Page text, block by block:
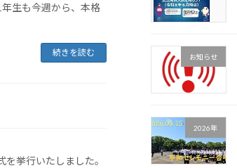
生も今週から、本格
続きを読む
挙行いたしました。
お知らせ
2026年